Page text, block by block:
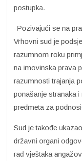
postupka.
-Pozivajući se na
Vrhovni sud je
razumnom roku
na imovinska prava
razumnosti trajanja
ponašanje stranaka
predmeta za
Sud je takođe
državni organi
rad vještaka